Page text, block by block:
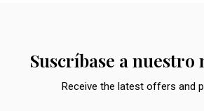
Suscríbase a nuestro
Receive the latest offers and